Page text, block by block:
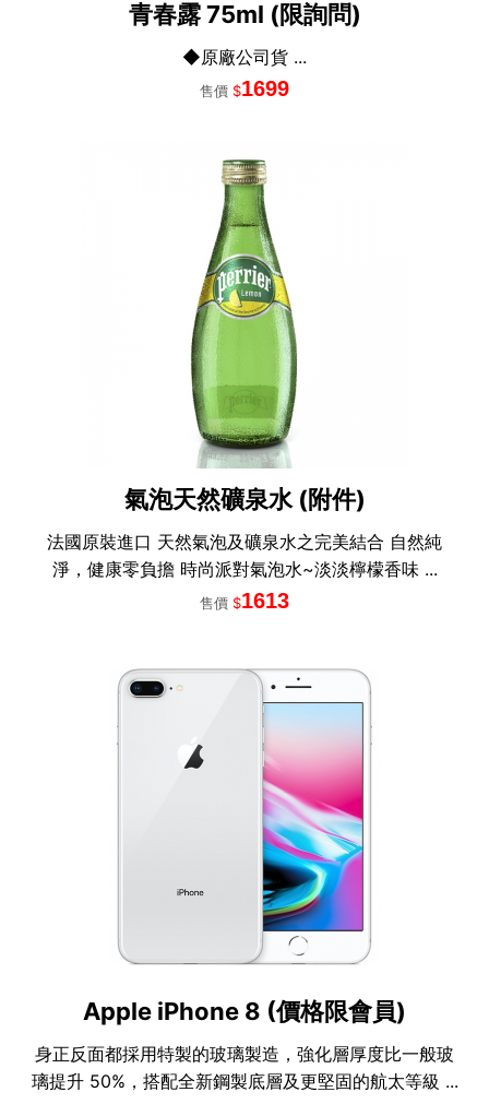
青春露 75ml (限詢問)
◆原廠公司貨 ...
售價 $1699
氣泡天然礦泉水 (附件)
法國原裝進口 天然氣泡及礦泉水之完美結合 自然純
淨，健康零負擔 時尚派對氣泡水~淡淡檸檬香味 ...
售價 $1613
Apple iPhone 8 (價格限會員)
身正反面都採用特製的玻璃製造，強化層厚度比一般玻
璃提升 50%，搭配全新鋼製底層及更堅固的航太等級 ...